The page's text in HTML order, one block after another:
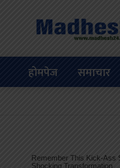
होमपेज समाचार